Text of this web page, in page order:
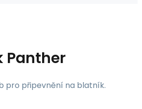
Panther
pro připevnění na blatník.